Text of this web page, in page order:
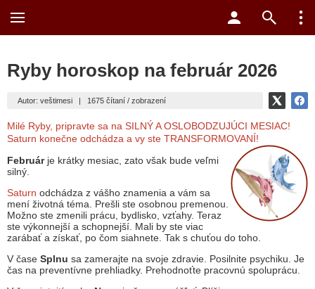
Ryby horoskop na február 2026
Autor: veštimesi | 1675 čítaní / zobrazení
Milé Ryby, pripravte sa na SILNÝ A OSLOBODZUJÚCI MESIAC!
Saturn konečne odchádza a vy ste TRANSFORMOVANÍ!
Februárje krátky mesiac, zato však bude veľmi
silný.
Saturn odchádza z vášho znamenia a vám sa
mení životná téma. Prešli ste osobnou premenou.
Možno ste zmenili prácu, bydlisko, vzťahy. Teraz
ste výkonnejší a schopnejší. Mali by ste viac
zarábať a získať, po čom siahnete. Tak s chuťou do toho.
V čase Splnu sa zamerajte na svoje zdravie. Posilnite psychiku. Je
čas na preventívne prehliadky. Prehodnoťte pracovnú spoluprácu.